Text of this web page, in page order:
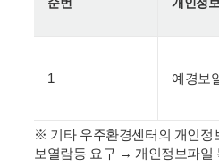
1 예경보
※ 기타 우주환경센터의 개인정
보열람등 요구 → 개인정보파일